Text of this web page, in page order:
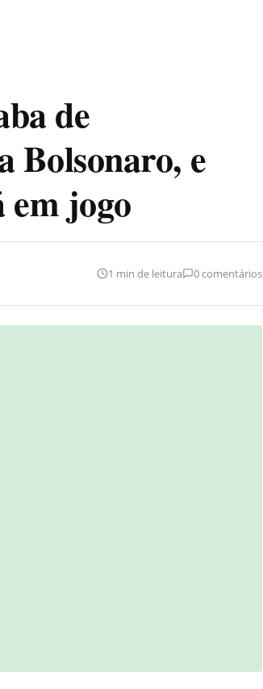
de
Bolsonaro, e
em jogo
1 min de leitura 0 comentários